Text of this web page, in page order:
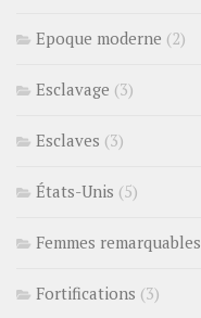
Epoque moderne (2)
Esclavage (3)
Esclaves (3)
États-Unis (5)
Femmes remarquables
Fortifications (3)